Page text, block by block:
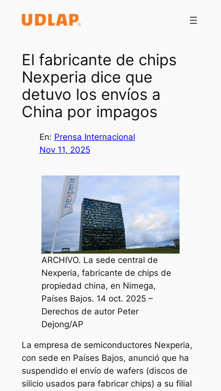
El fabricante de chips
Nexperia dice que
detuvo los envíos a
China por impagos
En: Prensa Internacional
Nov 11, 2025
ARCHIVO. La sede central de
Nexperia, fabricante de chips de
propiedad china, en Nimega,
Países Bajos. 14 oct. 2025 –
Derechos de autor Peter
Dejong/AP
La empresa de semiconductores Nexperia,
con sede en Países Bajos, anunció que ha
suspendido el envío de wafers (discos de
silicio usados para fabricar chips) a su filial